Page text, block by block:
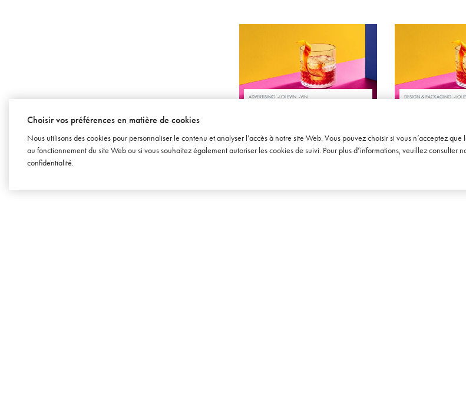
ADVERTISING LOI EVIN VIN
8 JUIN 2012
DESIGN & PACKAGING LOI
vin
5 AOÛT 2009
Choisir vos préférences en matière de cookies
Nous utilisons des cookies pour personnaliser le contenu et analyser l’accès à notre site Web. Vous pouvez choisir si vous n’acceptez que
au fonctionnement du site Web ou si vous souhaitez également autoriser les cookies de suivi. Pour plus d’informations, veuillez consulter
confidentialité.